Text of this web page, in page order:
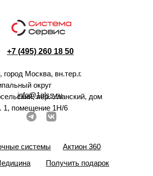
+7 (495) 260 18 50
город Москва, вн.тер.г.
округ
пер. Уланский, дом
1, помещение 1Н/6
info@1glss.ru
системы
Актион 360
Получить подарок